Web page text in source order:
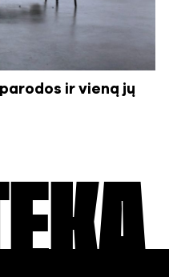
ir vieną jų